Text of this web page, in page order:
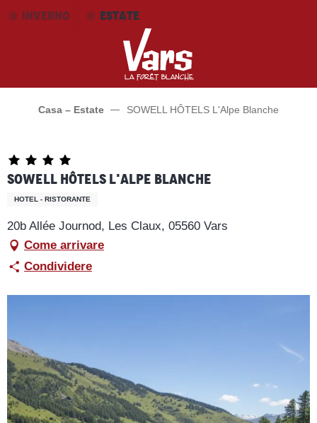
AllerINVERNO ESTATE
Casa – Estate SOWELL HÔTELS L'Alpe Blanche
SOWELL HÔTELS L'Alpe Blanche
HOTEL - RISTORANTE
20b Allée Journod, Les Claux, 05560 Vars
Come arrivare
Condividere